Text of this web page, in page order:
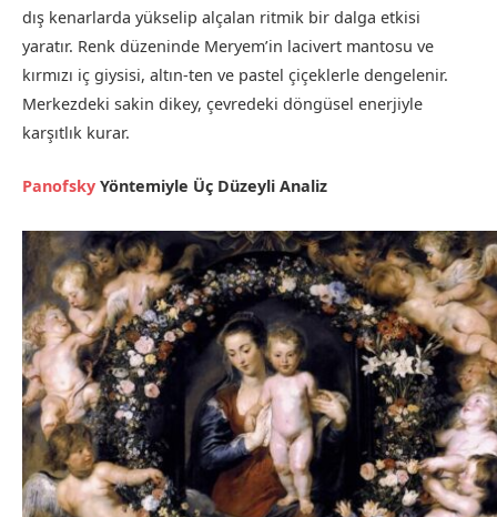
dış kenarlarda yükselip alçalan ritmik bir dalga etkisi
yaratır. Renk düzeninde Meryem’in lacivert mantosu ve
kırmızı iç giysisi, altın-ten ve pastel çiçeklerle dengelenir.
Merkezdeki sakin dikey, çevredeki döngüsel enerjiyle
karşıtlık kurar.
Panofsky Yöntemiyle Üç Düzeyli Analiz